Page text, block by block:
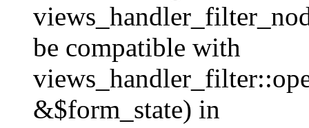
be compatible with
&$form_state) in